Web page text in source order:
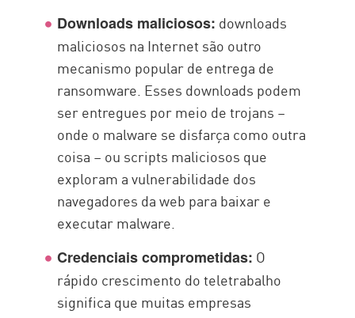
Downloads maliciosos: downloads
maliciosos na Internet são outro
mecanismo popular de entrega de
ransomware. Esses downloads podem
ser entregues por meio de trojans –
onde o malware se disfarça como outra
coisa – ou scripts maliciosos que
exploram a vulnerabilidade dos
navegadores da web para baixar e
executar malware.
Credenciais comprometidas: O
rápido crescimento do teletrabalho
significa que muitas empresas